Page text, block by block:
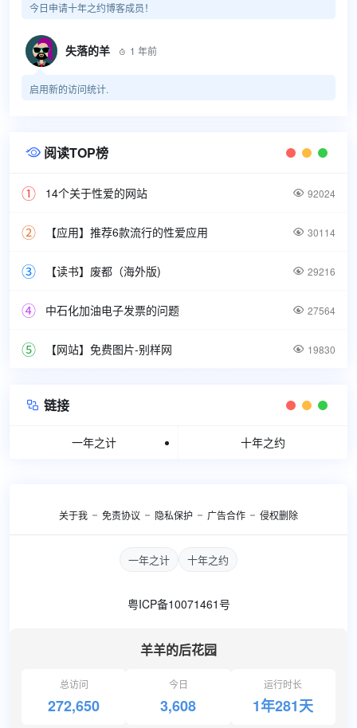
今日申请十年之约博客成员！
失落的羊  1 年前
启用新的访问统计.
 阅读TOP榜
14个关于性爱的网站  92024
【应用】推荐6款流行的性爱应用  30114
【读书】废都（海外版)  29216
中石化加油电子发票的问题  27564
【网站】免费图片-别样网  19830
 链接
一年之计 十年之约
关于我 免责协议 隐私保护 广告合作 侵权删除
一年之计 十年之约
粤ICP备10071461号
羊羊的后花园
总访问
272,650
今日
3,608
运行时长
1年281天